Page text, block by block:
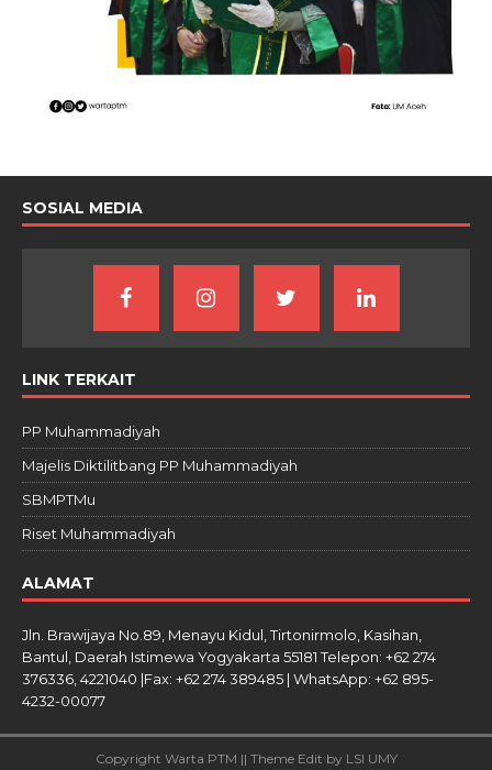
SOSIAL MEDIA
LINK TERKAIT
PP Muhammadiyah
Majelis Diktilitbang PP Muhammadiyah
SBMPTMu
Riset Muhammadiyah
ALAMAT
Jln. Brawijaya No.89, Menayu Kidul, Tirtonirmolo, Kasihan,
Bantul, Daerah Istimewa Yogyakarta 55181 Telepon: +62 274
376336, 4221040 |Fax: +62 274 389485 | WhatsApp: +62 895-
4232-00077
Copyright Warta PTM || Theme Edit by LSI UMY